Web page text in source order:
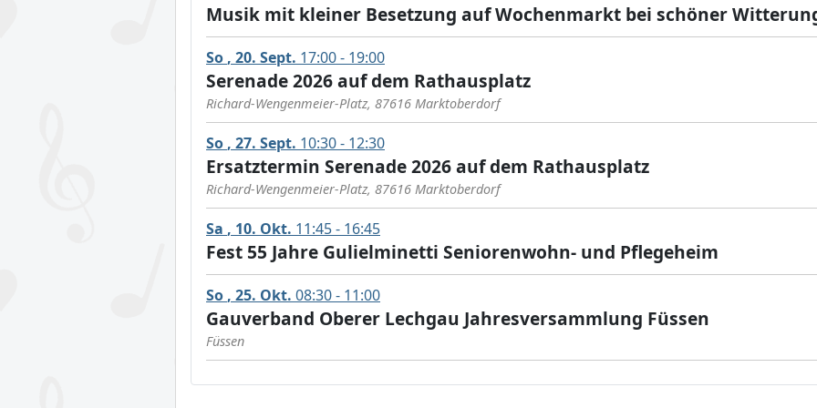
Musik mit kleiner Besetzung auf Wochenmarkt bei schöner
So 20 Sept. 17:00 - 19:00
Serenade 2026 auf dem Rathausplatz
Richard-Wengenmeier-Platz, 87616 Marktoberdorf
So 27 Sept. 10:30 - 12:30
Ersatztermin Serenade 2026 auf dem Rathausplatz
Richard-Wengenmeier-Platz, 87616 Marktoberdorf
Sa 10 Okt. 11:45 - 16:45
Fest 55 Jahre Gulielminetti Seniorenwohn- und Pflegeheim
So 25 Okt. 08:30 - 11:00
Gauverband Oberer Lechgau Jahresversammlung Füssen
Füssen